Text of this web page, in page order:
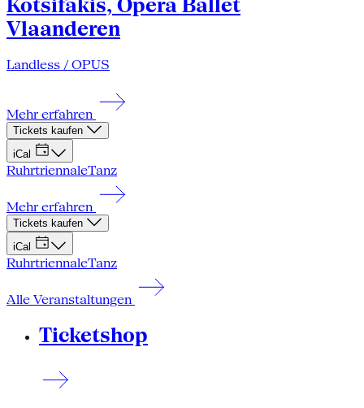
Kotsifakis, Opera Ballet
Vlaanderen
Landless / OPUS
Mehr erfahren
Tickets kaufen
iCal
RuhrtriennaleTanz
Mehr erfahren
Tickets kaufen
iCal
RuhrtriennaleTanz
Alle Veranstaltungen
Ticketshop